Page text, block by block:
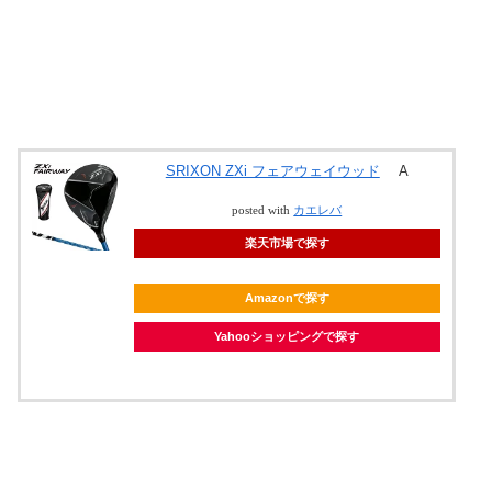
SRIXON ZXi フェアウェイウッド A
posted with カエレバ
楽天市場で探す
Amazonで探す
Yahooショッピングで探す